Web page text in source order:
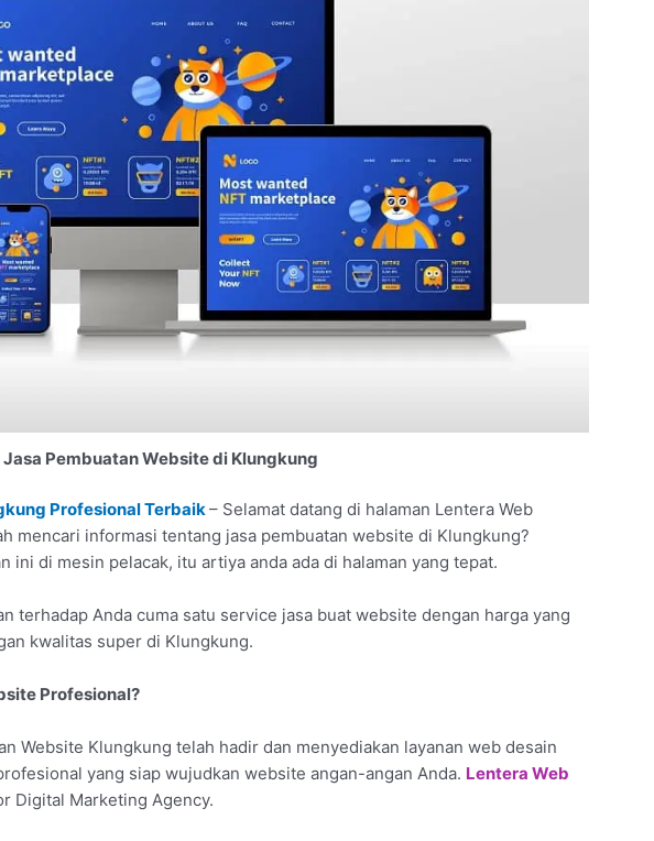
Jasa Pembuatan Website di Klungkung
Profesional Terbaik– Selamat datang di halaman Lentera Web
mencari informasi tentang jasa pembuatan website di Klungkung?
ini di mesin pelacak, itu artiya anda ada di halaman yang tepat.
terhadap Anda cuma satu service jasa buat website dengan harga yang
kwalitas super di Klungkung.
Profesional?
Website Klungkung telah hadir dan menyediakan layanan web desain
yang siap wujudkan website angan-angan Anda. Lentera Web
Digital Marketing Agency.